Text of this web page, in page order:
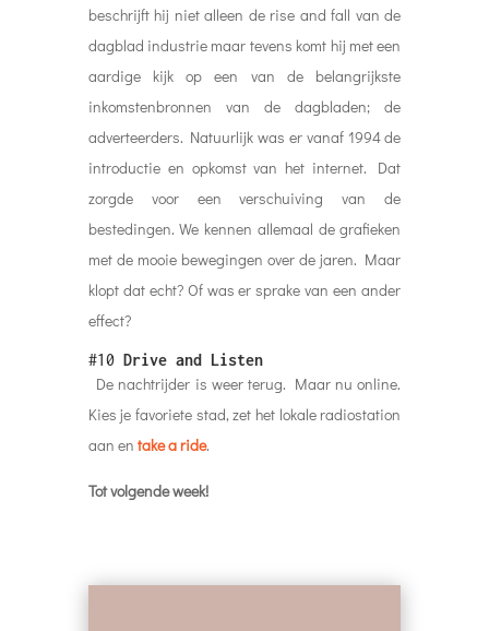
beschrijft hij niet alleen de rise and fall van de
dagblad industrie maar tevens komt hij met een
aardige kijk op een van de belangrijkste
inkomstenbronnen van de dagbladen; de
adverteerders. Natuurlijk was er vanaf 1994 de
introductie en opkomst van het internet. Dat
zorgde voor een verschuiving van de
bestedingen. We kennen allemaal de grafieken
met de mooie bewegingen over de jaren. Maar
klopt dat echt? Of was er sprake van een ander
effect?
#10 Drive and Listen
De nachtrijder is weer terug. Maar nu online.
Kies je favoriete stad, zet het lokale radiostation
aan en take a ride.
Tot volgende week!